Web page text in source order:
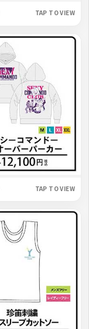
TAP TO VIEW
TAP TO VIEW